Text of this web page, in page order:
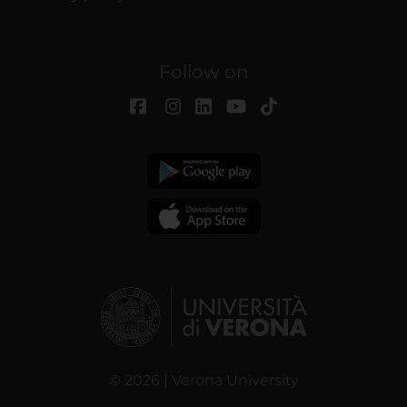
Follow on
© 2026 | Verona University